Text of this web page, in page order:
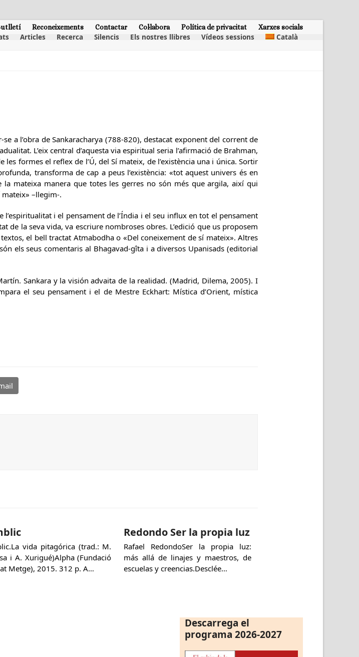
Reconeixements Contactar Col·labora Política de privacitat Xarxes socials
Articles Recerca Silencis Els nostres llibres Vídeos sessions Català
a l’obra de Sankaracharya (788-820), destacat exponent del corrent de
L’eix central d’aquesta via espiritual seria l’afirmació de Brahman,
les formes el reflex de l’Ú, del Sí mateix, de l’existència una i única. Sortir
transforma de cap a peus l’existència: «tot aquest univers és en
mateixa manera que totes les gerres no són més que argila, així qui
–llegim-.
l’espiritualitat i el pensament de l’Índia i el seu influx en tot el pensament
de la seva vida, va escriure nombroses obres. L’edició que us proposem
el bell tractat Atmabodha o «Del coneixement de sí mateix». Altres
els seus comentaris al Bhagavad-gîta i a diversos Upanisads (editorial
Sankara y la visión advaita de la realidad. (Madrid, Dilema, 2005). I
el seu pensament i el de Mestre Eckhart: Mística d’Orient, mística
vida pitagórica (trad.: M.
i A. Xurigué)Alpha (Fundació
Metge), 2015. 312 p. A…
Redondo Ser la propia luz
Rafael RedondoSer la propia luz:
más allá de linajes y maestros, de
escuelas y creencias.Desclée…
Descarrega el
programa 2026-2027